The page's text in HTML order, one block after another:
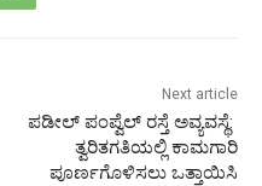
Next article
ಪಡೀಲ್ ಪಂಪ್ವೆಲ್ ರಸ್ತೆ ಅವ್ಯವಸ್ಥೆ:
ತ್ವರಿತಗತಿಯಲ್ಲಿ ಕಾಮಗಾರಿ
ಪೂರ್ಣಗೊಳಿಸಲು ಒತ್ತಾಯಿಸಿ